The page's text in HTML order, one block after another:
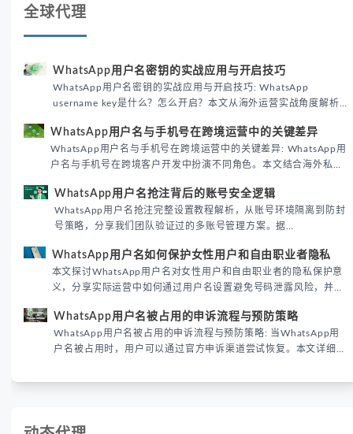
全球代理
WhatsApp用户名密钥的实战应用与开启技巧
WhatsApp用户名密钥的实战应用与开启技巧: WhatsApp
username key是什么？怎么开启？本文从海外运营实战角度解析
境团队高效触达目标客户。
WhatsApp用户名与手机号在跨境运营中的关键差异
WhatsApp用户名与手机号在跨境运营中的关键差异: WhatsApp用
户名与手机号在跨境客户开发中扮演不同角色。本文结合海外私域
际差异，帮助团队优化WhatsApp营销策略。
WhatsApp用户名抢注背后的账号安全逻辑
WhatsApp用户名抢注完整设置教程解析，从账号环境隔离到防封
号策略，分享我们团队验证过的多账号管理方案。据
性直接影响转化率。
WhatsApp用户名如何保护女性用户和自由职业者隐私
本文探讨WhatsApp用户名对女性用户和自由职业者的隐私保护意
义，分享实际运营中如何通过用户名设置避免号码泄露风险，并提
已成为全球数字沟通的首要考量。
WhatsApp用户名被占用的申诉流程与预防策略
WhatsApp用户名被占用的申诉流程与预防策略: 当WhatsApp用
户名被占用时，用户可以通过官方申诉渠道尝试恢复。本文详细解
账号安全。